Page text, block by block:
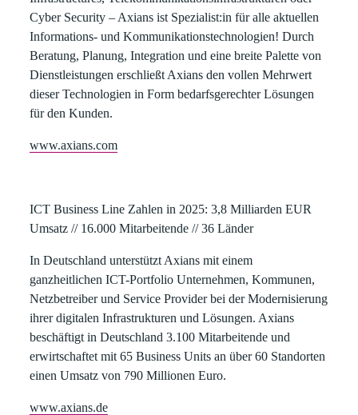
Cyber Security – Axians ist Spezialist:in für alle aktuellen
Informations- und Kommunikationstechnologien! Durch
Beratung, Planung, Integration und eine breite Palette von
Dienstleistungen erschließt Axians den vollen Mehrwert
dieser Technologien in Form bedarfsgerechter Lösungen
für den Kunden.
www.axians.com
ICT Business Line Zahlen in 2025: 3,8 Milliarden EUR
Umsatz // 16.000 Mitarbeitende // 36 Länder
In Deutschland unterstützt Axians mit einem
ganzheitlichen ICT-Portfolio Unternehmen, Kommunen,
Netzbetreiber und Service Provider bei der Modernisierung
ihrer digitalen Infrastrukturen und Lösungen. Axians
beschäftigt in Deutschland 3.100 Mitarbeitende und
erwirtschaftet mit 65 Business Units an über 60 Standorten
einen Umsatz von 790 Millionen Euro.
www.axians.de